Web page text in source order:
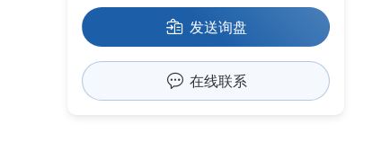
发送询盘
在线联系